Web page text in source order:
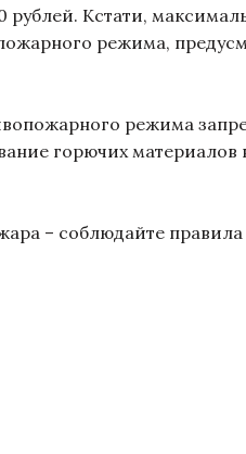
рублей. Кстати,
режима,
режима
горючих
– соблюдайте